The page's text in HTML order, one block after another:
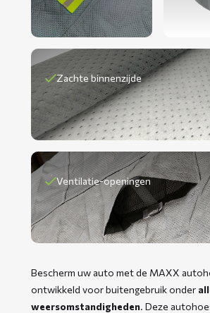
Zachte binnenzijde
Ventilatie-openingen
Bescherm uw auto met de MAXX
ontwikkeld voor buitengebruik onder
weersomstandigheden. Deze